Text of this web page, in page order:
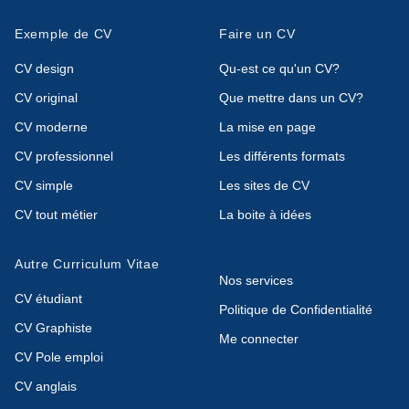
Exemple de CV
CV design
CV original
CV moderne
CV professionnel
CV simple
CV tout métier
Faire un CV
Qu-est ce qu'un CV?
Que mettre dans un CV?
La mise en page
Les différents formats
Les sites de CV
La boite à idées
Autre Curriculum Vitae
CV étudiant
CV Graphiste
CV Pole emploi
CV anglais
Nos services
Politique de Confidentialité
Me connecter